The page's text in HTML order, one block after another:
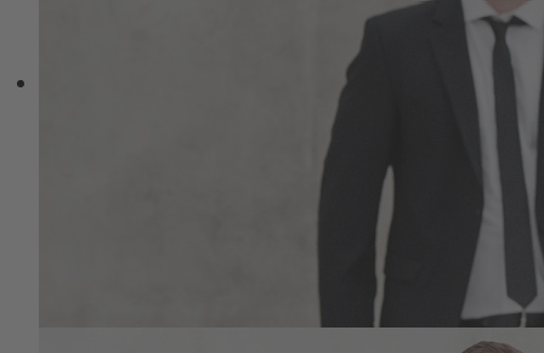
Philosophie des Spazierengehens. Langes
Gehen, langsames Joggen, Wandern
erhöht die Selbstwahrnehmung und die
Wahrnehmung des Äusseren, der Natur.
Auf Dauer bilden sich neuronale
Strukturen des Wohlbefindens, des
Einklangs, der Ruhe, der Gelassenheit, des
Einsseins oder eben auch nicht, da wir
uns meistens in einem Ungleichgewicht